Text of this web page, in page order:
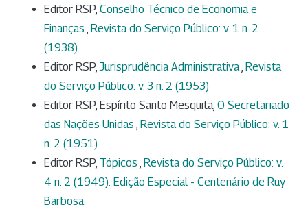
Editor RSP, Conselho Técnico de Economia e
Finanças , Revista do Serviço Público: v. 1 n. 2
(1938)
Editor RSP,Jurisprudência Administrativa, Revista
do Serviço Público: v. 3 n. 2 (1953)
Editor RSP, Espírito Santo Mesquita, O Secretariado
das Nações Unidas , Revista do Serviço Público: v. 1
n. 2 (1951)
Editor RSP, Tópicos , Revista do Serviço Público: v.
4 n. 2 (1949): Edição Especial - Centenário de Ruy
Barbosa